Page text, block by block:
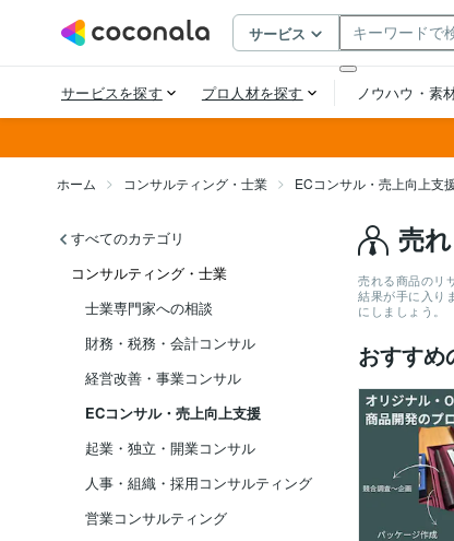
ホーム コンサルティング・士業 ECコンサル・売上向上支
すべてのカテゴリ
コンサルティング・士業
士業専門家への相談
財務・税務・会計コンサル
経営改善・事業コンサル
ECコンサル・売上向上支援
起業・独立・開業コンサル
人事・組織・採用コンサルティング
営業コンサルティング
売
売れる商品のリ
結果が手に入り
にしましょう。
おすすめ